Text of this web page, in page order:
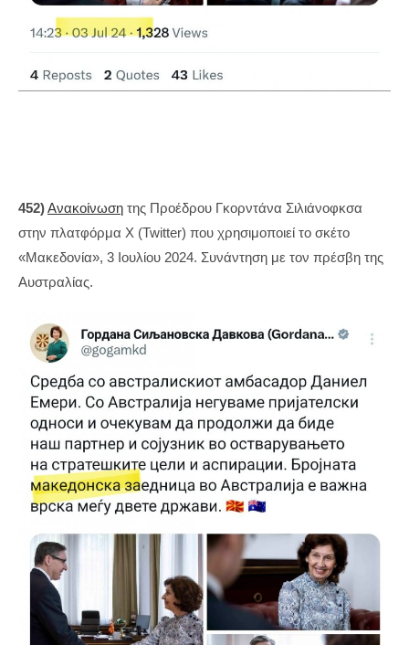
452)Ανακοίνωση της Προέδρου Γκορντάνα Σιλιάνοφκσα
στην πλατφόρμα X (Twitter) που χρησιμοποιεί το σκέτο
«Μακεδονία», 3 Ιουλίου 2024. Συνάντηση με τον πρέσβη της
Αυστραλίας.